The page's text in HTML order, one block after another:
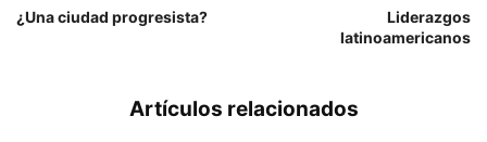
¿Una ciudad progresista?
Liderazgos
latinoamericanos
Artículos relacionados